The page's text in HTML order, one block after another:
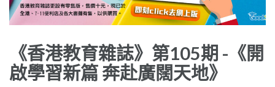
《香港教育雜誌》第105期 -《開
啟學習新篇 奔赴廣闊天地》